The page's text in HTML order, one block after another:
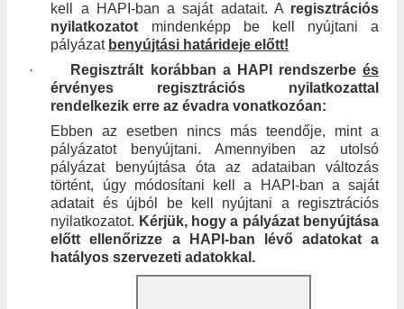
kell a HAPI-ban a saját adatait. A regisztrációs
nyilatkozatot mindenképp be kell nyújtani a
pályázat benyújtási határideje előtt!
·
Regisztrált korábban a HAPI rendszerbeés
érvényes regisztrációs nyilatkozattal
rendelkezik erre az évadra vonatkozóan:
Ebben az esetben nincs más teendője, mint a
pályázatot benyújtani. Amennyiben az utolsó
pályázat benyújtása óta az adataiban változás
történt, úgy módosítani kell a HAPI-ban a saját
adatait és újból be kell nyújtani a regisztrációs
nyilatkozatot. Kérjük, hogy a pályázat benyújtása
előtt ellenőrizze a HAPI-ban lévő adatokat a
hatályos szervezeti adatokkal.